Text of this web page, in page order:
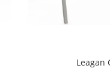
Leagan